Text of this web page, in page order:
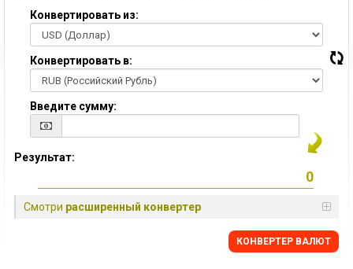
Конвертировать из:
Конвертировать в:
Введите сумму:
Результат:
Смотри расширенный конвертер
КОНВЕРТЕР ВАЛЮТ